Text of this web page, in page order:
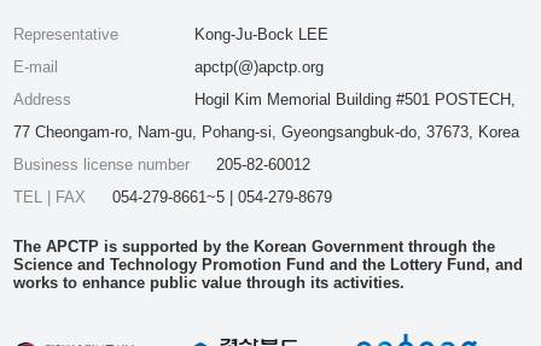
Representative
Kong-Ju-Bock LEE
E-mail
apctp(@)apctp.org
Address
Hogil Kim Memorial Building #501 POSTECH,
77 Cheongam-ro, Nam-gu, Pohang-si, Gyeongsangbuk-do, 37673, Korea
Business license number
205-82-60012
TEL | FAX
054-279-8661~5 | 054-279-8679
The APCTP is supported by the Korean Government through the
Science and Technology Promotion Fund and the Lottery Fund, and
works to enhance public value through its activities.